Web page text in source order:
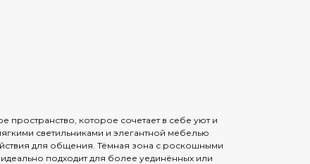
пространство, которое сочетает в себе уют и
светильниками и элегантной мебелью
для общения. Тёмная зона с роскошными
подходит для более уединённых или